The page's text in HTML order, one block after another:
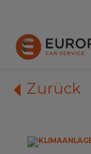
Zurück